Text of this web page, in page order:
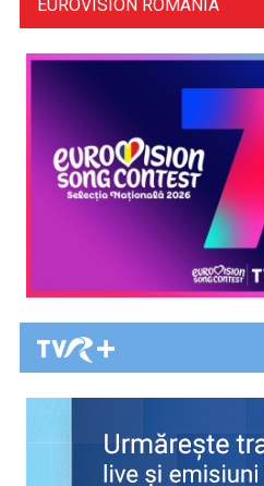
TVR lansează un apel pentru
"Robin Hood"-ul serialelor
EUROVISION ROMÂNIA